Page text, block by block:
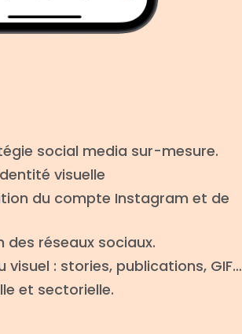
social media sur-mesure.
visuelle
du compte Instagram et de
réseaux sociaux.
: stories, publications, GIF…
et sectorielle.